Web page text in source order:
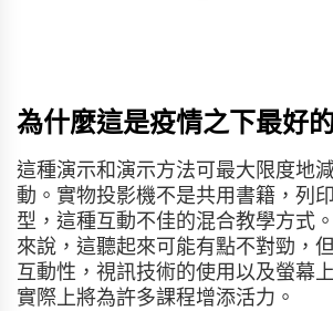
為什麼這是疫情之下最好
這種演示和演示方法可最大限度地
動。實物投影機不是共用書籍，列
型，這種互動不佳的混合教學方式
來說，這聽起來可能有點不對勁，但
互動性，視訊技術的使用以及螢幕
實際上將為許多課程增添活力。